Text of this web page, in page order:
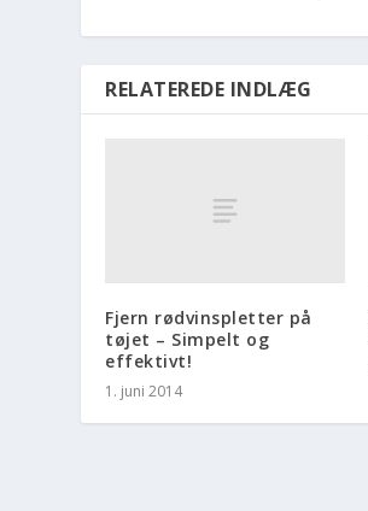
RELATEREDE INDLÆG
Fjern rødvinspletter på
tøjet – Simpelt og
effektivt!
1. juni 2014